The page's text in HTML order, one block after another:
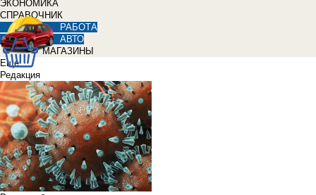
ЭКОНОМИКА
СПРАВОЧНИК
РАБОТА
АВТО
МАГАЗИНЫ
Еще
Редакция